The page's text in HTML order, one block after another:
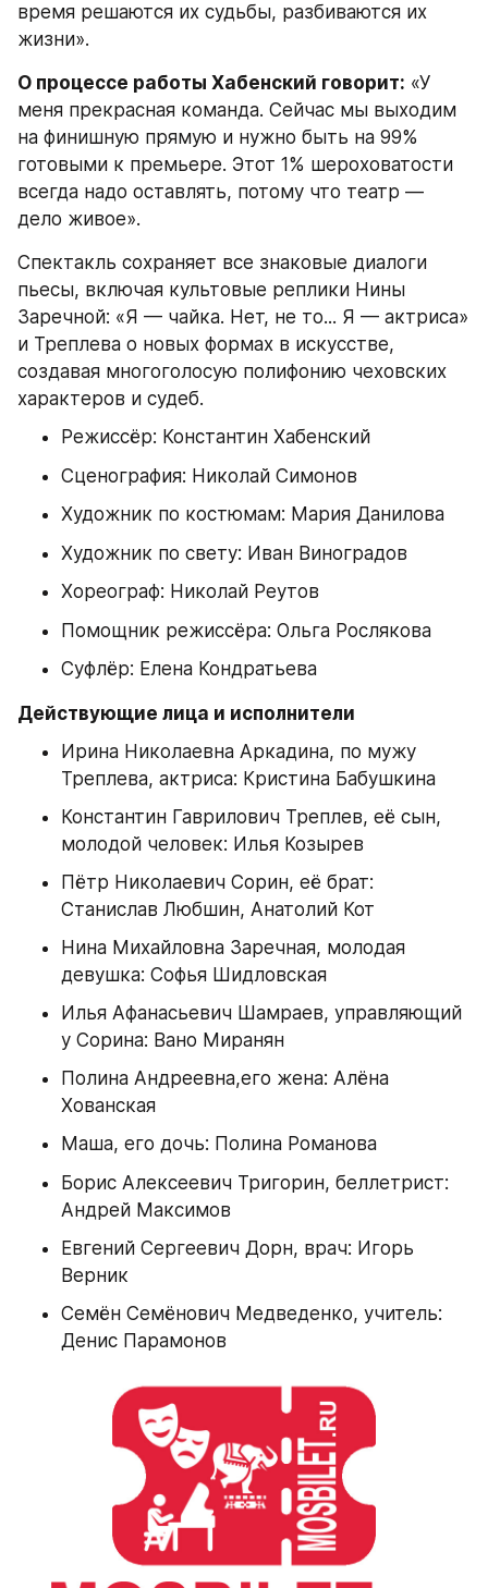
время решаются их судьбы, разбиваются их
жизни».
О процессе работы Хабенский говорит: «У
меня прекрасная команда. Сейчас мы выходим
на финишную прямую и нужно быть на 99%
готовыми к премьере. Этот 1% шероховатости
всегда надо оставлять, потому что театр —
дело живое».
Спектакль сохраняет все знаковые диалоги
пьесы, включая культовые реплики Нины
Заречной: «Я — чайка. Нет, не то... Я — актриса»
и Треплева о новых формах в искусстве,
создавая многоголосую полифонию чеховских
характеров и судеб.
Режиссёр: Константин Хабенский
Сценография: Николай Симонов
Художник по костюмам: Мария Данилова
Художник по свету: Иван Виноградов
Хореограф: Николай Реутов
Помощник режиссёра: Ольга Рослякова
Суфлёр: Елена Кондратьева
Действующие лица и исполнители
Ирина Николаевна Аркадина, по мужу
Треплева, актриса: Кристина Бабушкина
Константин Гаврилович Треплев, её сын,
молодой человек: Илья Козырев
Пётр Николаевич Сорин, её брат:
Станислав Любшин, Анатолий Кот
Нина Михайловна Заречная, молодая
девушка: Софья Шидловская
Илья Афанасьевич Шамраев, управляющий
у Сорина: Вано Миранян
Полина Андреевна,его жена: Алёна
Хованская
Маша, его дочь: Полина Романова
Борис Алексеевич Тригорин, беллетрист:
Андрей Максимов
Евгений Сергеевич Дорн, врач: Игорь
Верник
Семён Семёнович Медведенко, учитель:
Денис Парамонов